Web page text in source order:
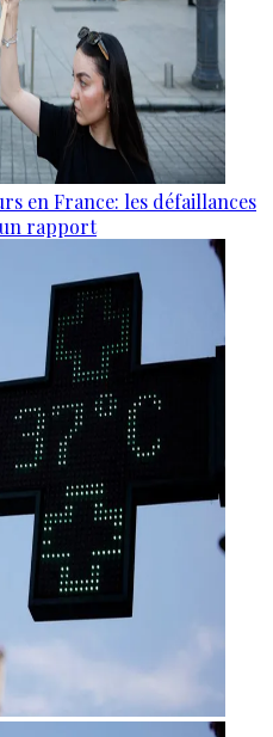
en France: les défaillances
un rapport